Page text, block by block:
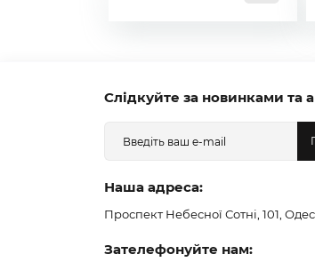
Слідкуйте за новинками та
Наша адреса:
Проспект Небесної Сотні, 101,
Зателефонуйте нам: